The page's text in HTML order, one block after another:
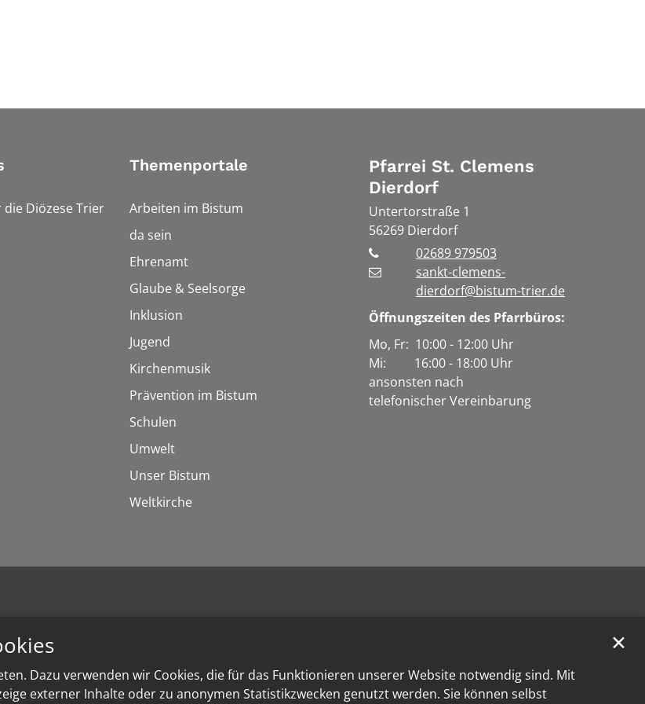
Dazu verwenden wir Cookies, die für das Funktionieren unserer Website notwendig sind. Mit
externer Inhalte oder zu anonymen Statistikzwecken genutzt werden. Sie können selbst
✕
Diözese Trier
Themenportale
Arbeiten im Bistum
da sein
Ehrenamt
Glaube & Seelsorge
Inklusion
Jugend
Kirchenmusik
Prävention im Bistum
Schulen
Umwelt
Unser Bistum
Weltkirche
Pfarrei St. Clemens
Dierdorf
Untertorstraße 1
56269 Dierdorf
02689 979503
sankt-clemens-
dierdorf@bistum-trier.de
Öffnungszeiten des Pfarrbüros:
Mo, Fr: 10:00 - 12:00 Uhr
Mi: 16:00 - 18:00 Uhr
ansonsten nach
telefonischer Vereinbarung